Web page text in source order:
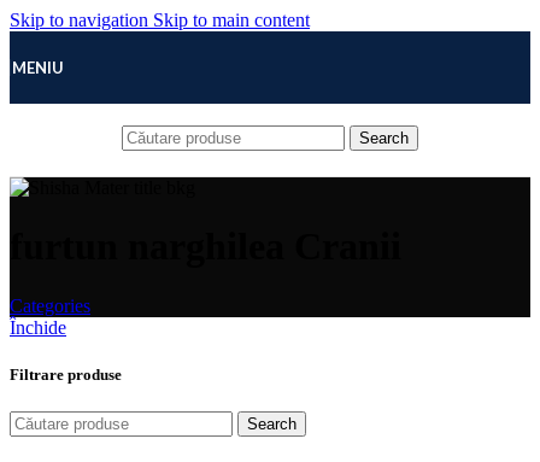
Skip to navigation Skip to main content
MENIU
Search
Categories
Închide
Filtrare produse
Search